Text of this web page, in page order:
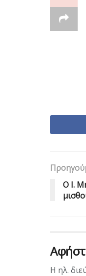
O I.
Η ηλ.